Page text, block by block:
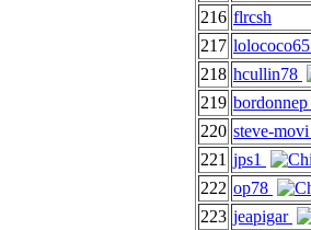
216 flrcsh
217 lolococo65
218 hcullin78
219 bordonnep
220 steve-movi
221 jps1
222 op78
223 jeapigar